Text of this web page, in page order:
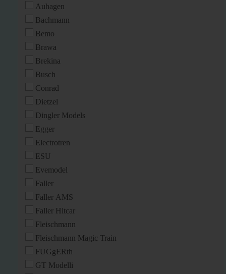
Auhagen
Bachmann
Bemo
Brawa
Brekina
Busch
Conrad
Dietzel
Dingler Models
Egger
Electrotren
ESU
Evemodel
Faller
Faller AMS
Faller Hitcar
Fleischmann
Fleischmann Magic Train
FUGgERth
GT Modelli